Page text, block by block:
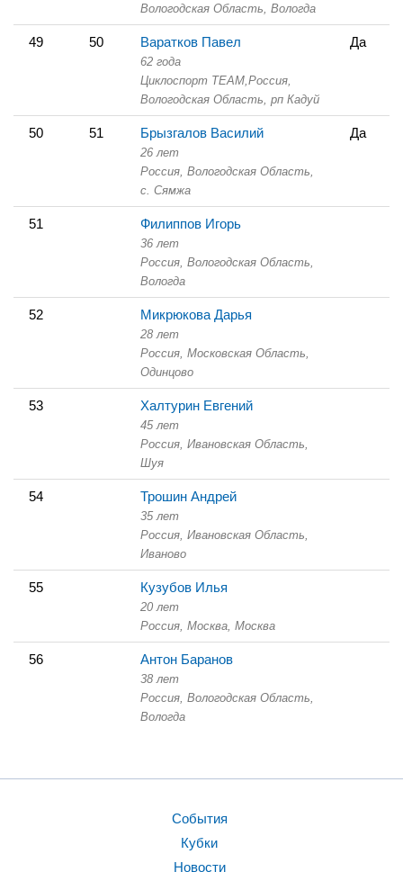
Вологодская Область, Вологда
49 50 Варатков Павел
62 года
Циклоспорт TEAM, Россия,
Вологодская Область, рп Кадуй
Да
50 51 Брызгалов Василий
26 лет
Россия, Вологодская Область,
с. Сямжа
Да
51 Филиппов Игорь
36 лет
Россия, Вологодская Область,
Вологда
52 Микрюкова Дарья
28 лет
Россия, Московская Область,
Одинцово
53 Халтурин Евгений
45 лет
Россия, Ивановская Область,
Шуя
54 Трошин Андрей
35 лет
Россия, Ивановская Область,
Иваново
55 Кузубов Илья
20 лет
Россия, Москва, Москва
56 Антон Баранов
38 лет
Россия, Вологодская Область,
Вологда
События
Кубки
Новости